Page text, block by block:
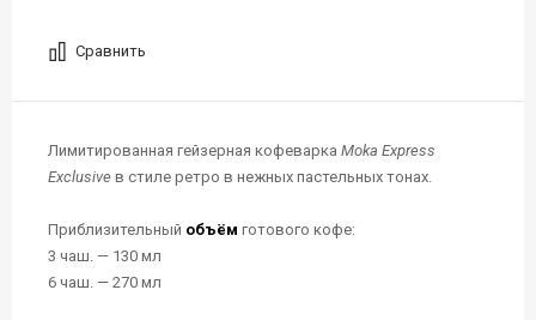
Сравнить
Лимитированная гейзерная кофеварка Moka Express
Exclusive в стиле ретро в нежных пастельных тонах.
Приблизительный объём готового кофе:
3 чаш. — 130 мл
6 чаш. — 270 мл